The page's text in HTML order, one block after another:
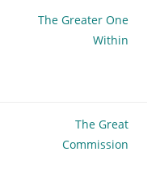
The Greater One
Within
The Great
Commission